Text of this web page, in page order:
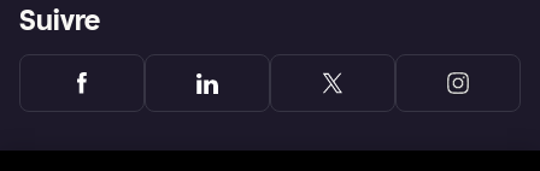
Suivre